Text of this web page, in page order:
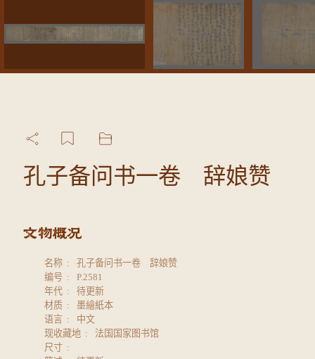
孔子备问书一卷 辞娘赞
名称
孔子备问书一卷 辞娘赞
编号
P.2581
年代
待更新
材质
墨繪紙本
语言
中文
现收藏地
法国国家图书馆
尺寸